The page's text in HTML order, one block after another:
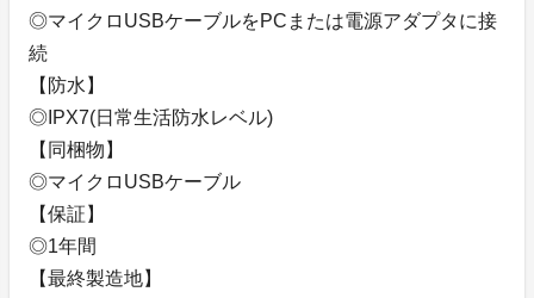
◎マイクロUSBケーブルをPCまたは電源アダプタに接
続
【防水】
◎IPX7(日常生活防水レベル)
【同梱物】
◎マイクロUSBケーブル
【保証】
◎1年間
【最終製造地】